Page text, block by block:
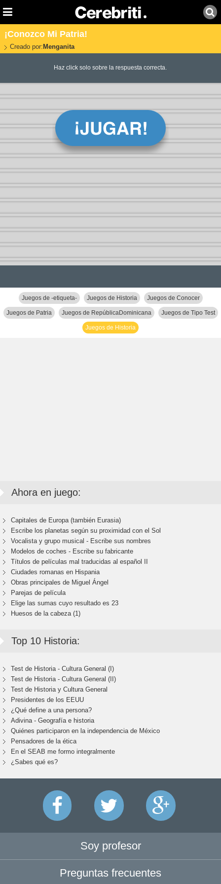
¡Conozco Mi Patria!
Creado por: Menganita
Haz click solo sobre la respuesta correcta.
Juegos de -etiqueta- Juegos de Historia Juegos de Conocer
Juegos de Patria Juegos de RepúblicaDominicana Juegos de Tipo Test
Juegos de Historia
Ahora en juego:
Capitales de Europa (también Eurasia)
Escribe los planetas según su proximidad con el Sol
Vocalista y grupo musical - Escribe sus nombres
Modelos de coches - Escribe su fabricante
Títulos de películas mal traducidas al español II
Ciudades romanas en Hispania
Obras principales de Miguel Ángel
Parejas de película
Elige las sumas cuyo resultado es 23
Huesos de la cabeza (1)
Top 10 Historia:
Test de Historia - Cultura General (I)
Test de Historia - Cultura General (II)
Test de Historia y Cultura General
Presidentes de los EEUU
¿Qué define a una persona?
Adivina - Geografía e historia
Quiénes participaron en la independencia de México
Pensadores de la ética
En el SEAB me formo integralmente
¿Sabes qué es?
Soy profesor
Preguntas frecuentes